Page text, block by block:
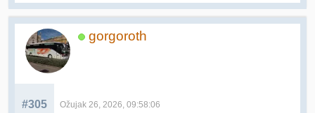
gorgoroth
#305 Ožujak 26, 2026, 09:58:06